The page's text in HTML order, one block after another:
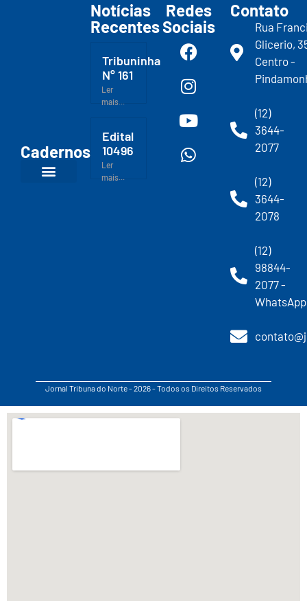
Cadernos
Notícias
Recentes
Tribuninha
N° 161
Ler
mais...
Edital
10496
Ler
mais...
Redes
Sociais
Contato
Rua
Glicerio,
Centro -
(12)
3644-
2077
(12)
3644-
2078
(12)
98844-
2077 -
WhatsApp
Jornal Tribuna do Norte - 2026 - Todos os Direitos Reservados